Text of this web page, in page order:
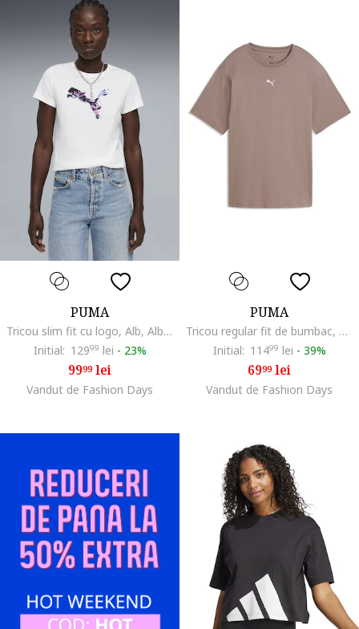
PUMA
Tricou slim fit cu logo, Alb, Albastru lavanda, Negru stins,
Initial: 12999 lei - 23%
9999lei
Vandut de Fashion Days
PUMA
Tricou regular fit de bumbac, Maro deschis
Initial: 11499 lei - 39%
6999lei
Vandut de Fashion Days